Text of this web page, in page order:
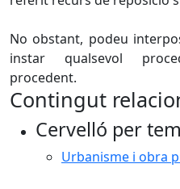
No obstant, podeu
instar qualsevol
procedent.
Contingut
Cervelló per
Urbanisme i obra